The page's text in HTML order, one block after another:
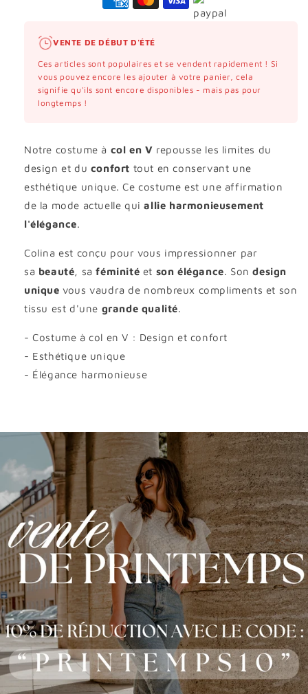
VENTE DE DÉBUT D'ÉTÉ
Ces articles sont populaires et se vendent rapidement ! Si
vous pouvez encore les ajouter à votre panier, cela
signifie qu'ils sont encore disponibles - mais pas pour
longtemps !
Notre costume à col en V repousse les limites du
design et du confort tout en conservant une
esthétique unique. Ce costume est une affirmation
de la mode actuelle quiallie harmonieusement
l'élégance.
Colina est conçu pour vous impressionner par
sa beauté, sa féminité et son élégance. Son design
unique vous vaudra de nombreux compliments et son
tissu est d'une grande qualité.
- Costume à col en V : Design et confort
- Esthétique unique
- Élégance harmonieuse